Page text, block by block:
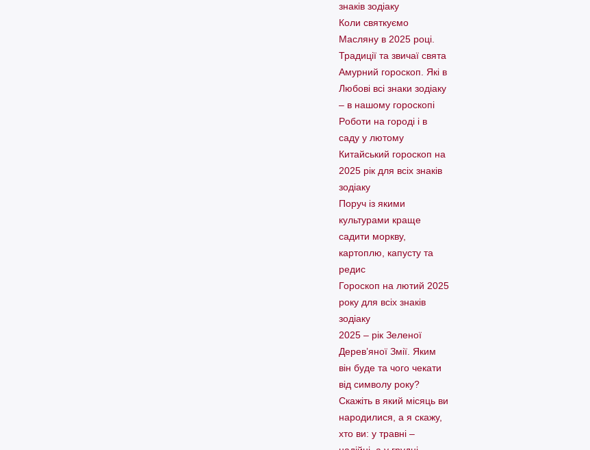
знаків зодіаку
Коли святкуємо
Масляну в 2025 році.
Традиції та звичаї свята
Амурний гороскоп. Які в
Любові всі знаки зодіаку
– в нашому гороскопі
Pоботи на городі і в
саду у лютому
Китайський гороскоп на
2025 рік для всіх знаків
зодіаку
Поруч із якими
культурами краще
садити моркву,
картоплю, капусту та
редис
Гороскоп на лютий 2025
року для всіх знаків
зодіаку
2025 – рік Зеленої
Дерев’яної Змії. Яким
він буде та чого чекати
від символу року?
Скажіть в який місяць ви
народилися, а я скажу,
хто ви: у травні –